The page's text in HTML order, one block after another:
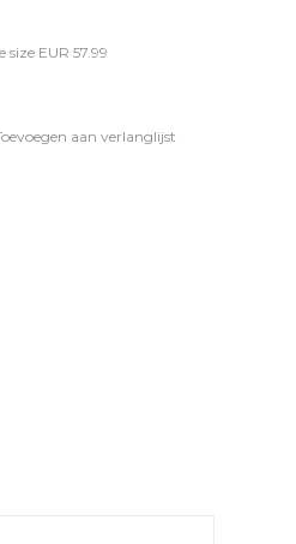
EUR 57.99
aan verlanglijst